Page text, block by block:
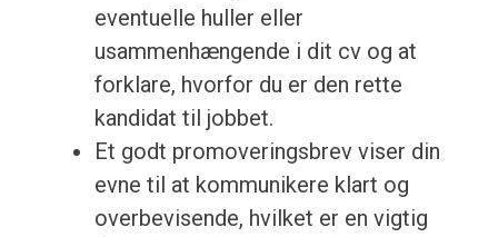
eventuelle huller eller
usammenhængende i dit cv og at
forklare, hvorfor du er den rette
kandidat til jobbet.
Et godt promoveringsbrev viser din
evne til at kommunikere klart og
overbevisende, hvilket er en vigtig